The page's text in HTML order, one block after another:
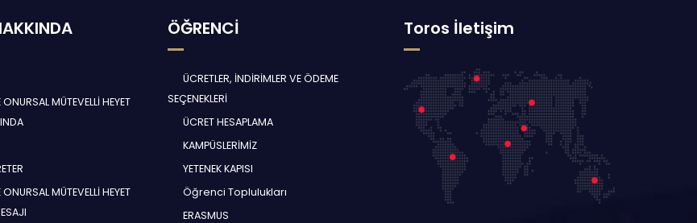
MÜTEVELLİ HEYET
MÜTEVELLİ HEYET
ÖĞRENCİ
ÜCRETLER, İNDİRİMLER VE ÖDEME
SEÇENEKLERİ
ÜCRET HESAPLAMA
KAMPÜSLERİMİZ
YETENEK KAPISI
Öğrenci Toplulukları
ERASMUS
Toros İletişim